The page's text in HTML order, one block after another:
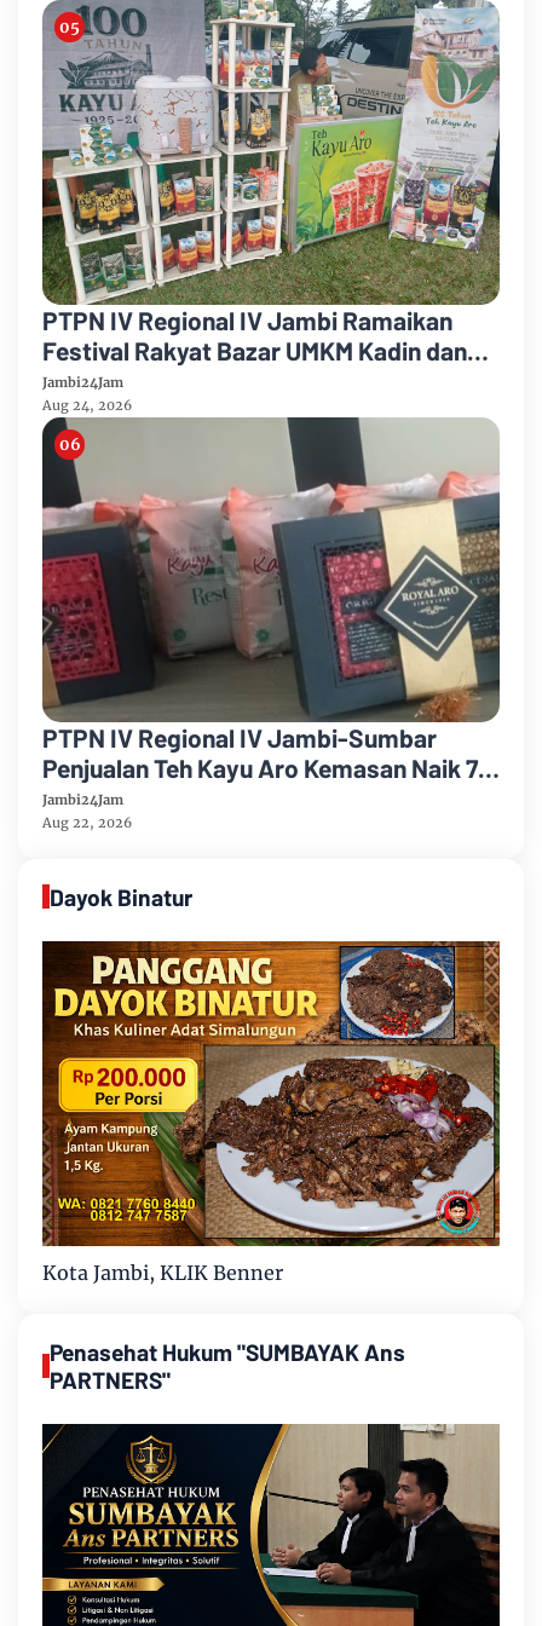
PTPN IV Regional IV Jambi Ramaikan
Festival Rakyat Bazar UMKM Kadin dan
Korem 042/Garuda Putih
Jambi24Jam
Aug 24, 2026
PTPN IV Regional IV Jambi-Sumbar
Penjualan Teh Kayu Aro Kemasan Naik 7
Persen Semester Pertama Tahun 2026
Jambi24Jam
Aug 22, 2026
Dayok Binatur
Kota Jambi, KLIK Benner
Penasehat Hukum "SUMBAYAK Ans
PARTNERS"